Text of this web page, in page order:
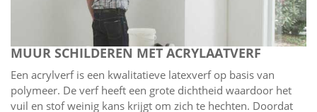
MUUR SCHILDEREN MET ACRYLAATVERF
Een acrylverf is een kwalitatieve latexverf op basis van
polymeer. De verf heeft een grote dichtheid waardoor het
vuil en stof weinig kans krijgt om zich te hechten. Doordat